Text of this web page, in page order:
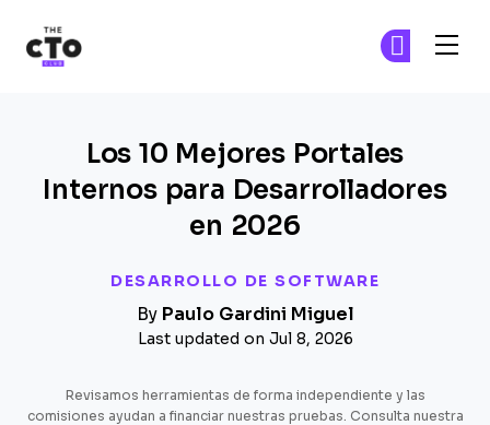
DESARROLLO DE SOFTWARE
Los 10 Mejores Portales
Internos para Desarrolladores
en 2026
By Paulo Gardini Miguel
Last updated on Jul 8, 2026
Revisamos herramientas de forma independiente y las
comisiones ayudan a financiar nuestras pruebas. Consulta nuestra